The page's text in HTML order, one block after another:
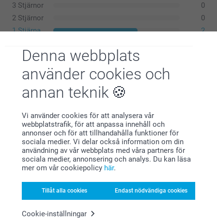
Denna webbplats
använder cookies och
annan teknik
Vi använder cookies för att analysera vår
webbplatstrafik, för att anpassa innehåll och
annonser och för att tillhandahålla funktioner för
sociala medier. Vi delar också information om din
användning av vår webbplats med våra partners för
sociala medier, annonsering och analys. Du kan läsa
mer om vår cookiepolicy här.
Tillåt alla cookies Endast nödvändiga cookies
Cookie-inställningar
Tvätta:
Torktumla:
Stryka:
Kemtvätt:
L
58,5 cm
62,5 cm
72 cm
62 cm
63,5 cm
3 Stjärnor
0
2 Stjärnor
0
1 Stjärna
2
Lillemor,
2024-02-28
Nöjd med produkten.
Lauryna,
2020-12-17
Utmärkt. Snabb leverans
Ingela Hjalmarsson,
Så otroligt obehaglig tröja. Sånna ska inte ett barn behöva